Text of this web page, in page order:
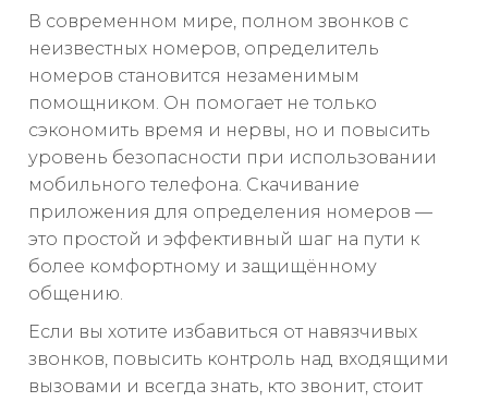
В современном мире, полном звонков с
неизвестных номеров, определитель
номеров становится незаменимым
помощником. Он помогает не только
сэкономить время и нервы, но и повысить
уровень безопасности при использовании
мобильного телефона. Скачивание
приложения для определения номеров —
это простой и эффективный шаг на пути к
более комфортному и защищённому
общению.
Если вы хотите избавиться от навязчивых
звонков, повысить контроль над входящими
вызовами и всегда знать, кто звонит, стоит